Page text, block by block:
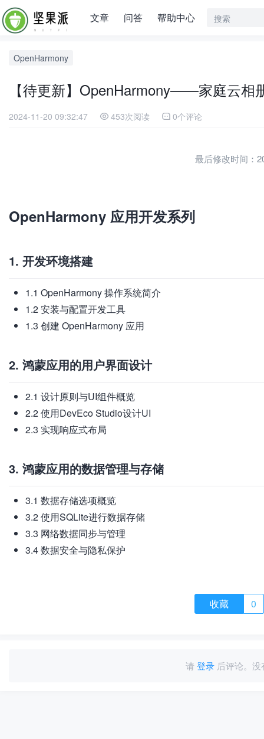
文章 问答 帮助中心
OpenHarmony
【待更新】OpenHarmony——家庭云相
2024-11-20 09:32:47 453次阅读 0个评论
最后修改时间：
OpenHarmony 应用开发系列
1. 开发环境搭建
1.1 OpenHarmony 操作系统简介
1.2 安装与配置开发工具
1.3 创建 OpenHarmony 应用
2. 鸿蒙应用的用户界面设计
2.1 设计原则与UI组件概览
2.2 使用DevEco Studio设计UI
2.3 实现响应式布局
3. 鸿蒙应用的数据管理与存储
3.1 数据存储选项概览
3.2 使用SQLite进行数据存储
3.3 网络数据同步与管理
3.4 数据安全与隐私保护
收藏 0
请登录后评论。没